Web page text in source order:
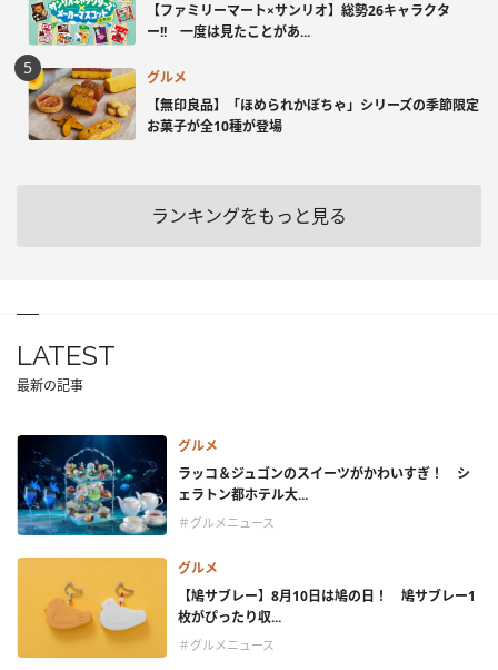
【ファミリーマート×サンリオ】総勢26キャラクタ
ー!! 一度は見たことがあ...
グルメ
【無印良品】「ほめられかぼちゃ」シリーズの季節限定
お菓子が全10種が登場
ランキングをもっと見る
LATEST
最新の記事
グルメ
ラッコ＆ジュゴンのスイーツがかわいすぎ！ シ
ェラトン都ホテル大...
＃グルメニュース
グルメ
【鳩サブレー】8月10日は鳩の日！ 鳩サブレー1
枚がぴったり収...
＃グルメニュース